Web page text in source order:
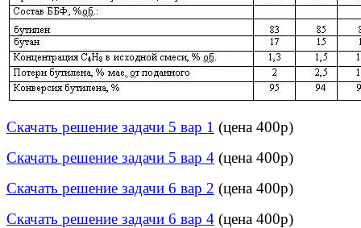
Скачать решение задачи 5 вар 1 (цена 400р)
Скачать решение задачи 5 вар 4 (цена 400р)
Скачать решение задачи 6 вар 2 (цена 400р)
Скачать решение задачи 6 вар 4 (цена 400р)